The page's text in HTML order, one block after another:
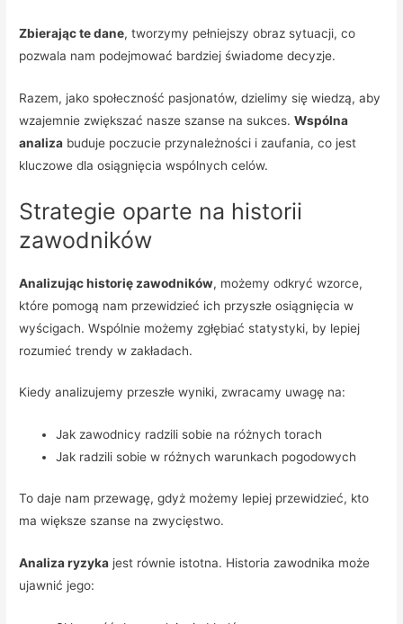
Zbierając te dane, tworzymy pełniejszy obraz sytuacji, co
pozwala nam podejmować bardziej świadome decyzje.
Razem, jako społeczność pasjonatów, dzielimy się wiedzą, aby
wzajemnie zwiększać nasze szanse na sukces.Wspólna
analiza buduje poczucie przynależności i zaufania, co jest
kluczowe dla osiągnięcia wspólnych celów.
Strategie oparte na historii
zawodników
Analizując historię zawodników, możemy odkryć wzorce,
które pomogą nam przewidzieć ich przyszłe osiągnięcia w
wyścigach. Wspólnie możemy zgłębiać statystyki, by lepiej
rozumieć trendy w zakładach.
Kiedy analizujemy przeszłe wyniki, zwracamy uwagę na:
Jak zawodnicy radzili sobie na różnych torach
Jak radzili sobie w różnych warunkach pogodowych
To daje nam przewagę, gdyż możemy lepiej przewidzieć, kto
ma większe szanse na zwycięstwo.
Analiza ryzyka jest równie istotna. Historia zawodnika może
ujawnić jego: